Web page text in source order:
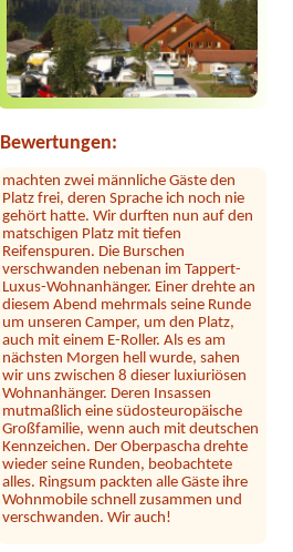
Bewertungen:
Sylvia Vodel
***
Die Bilder mit dem See täuschen. Der
See liegt ein Stück entfernt. Dafür ist
das Camping nah an der Autobahn.
Der Hammer kommt jetzt: dort hauste
ein Clan! Der uns zugewiesene Platz
nach Bitten der Platzbetreiberin
machten zwei männliche Gäste den
gehört hatte. Wir durften nun auf den
matschigen Platz mit tiefen
Reifenspuren. Die Burschen
verschwanden nebenan im Tappert-
Luxus-Wohnanhänger. Einer drehte an
diesem Abend mehrmals seine Runde
um unseren Camper, um den Platz,
auch mit einem E-Roller. Als es am
nächsten Morgen hell wurde, sahen
wir uns zwischen 8 dieser luxiuriösen
Wohnanhänger. Deren Insassen
mutmaßlich eine südosteuropäische
Großfamilie, wenn auch mit deutschen
Kennzeichen. Der Oberpascha drehte
wieder seine Runden, beobachtete
alles. Ringsum packten alle Gäste ihre
Wohnmobile schnell zusammen und
verschwanden. Wir auch!
Julia*****